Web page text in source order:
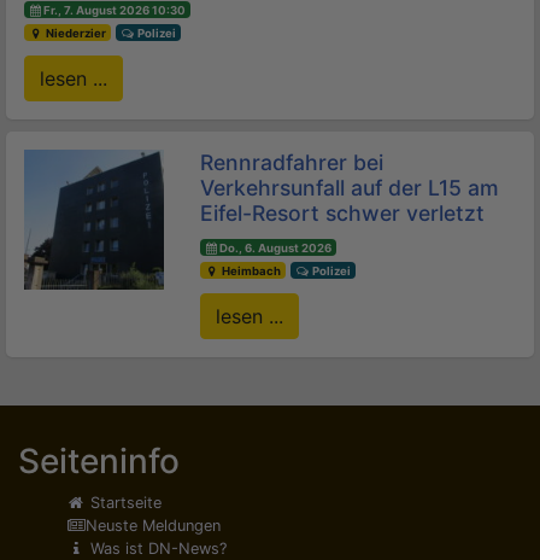
Fr., 7. August 2026 10:30
Niederzier
Polizei
lesen ...
Rennradfahrer bei
Verkehrsunfall auf der L15 am
Eifel-Resort schwer verletzt
Do., 6. August 2026
Heimbach
Polizei
lesen ...
Seiteninfo
Startseite
Neuste Meldungen
Was ist DN-News?